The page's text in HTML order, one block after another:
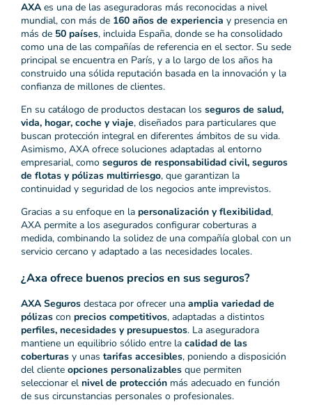
AXA es una de las aseguradoras más reconocidas a nivel
mundial, con más de 160 años de experiencia y presencia en
más de 50 países, incluida España, donde se ha consolidado
como una de las compañías de referencia en el sector. Su sede
principal se encuentra en París, y a lo largo de los años ha
construido una sólida reputación basada en la innovación y la
confianza de millones de clientes.
En su catálogo de productos destacan los seguros de salud,
vida, hogar, coche y viaje, diseñados para particulares que
buscan protección integral en diferentes ámbitos de su vida.
Asimismo, AXA ofrece soluciones adaptadas al entorno
empresarial, como seguros de responsabilidad civil, seguros
de flotas y pólizas multirriesgo, que garantizan la
continuidad y seguridad de los negocios ante imprevistos.
Gracias a su enfoque en la personalización y flexibilidad,
AXA permite a los asegurados configurar coberturas a
medida, combinando la solidez de una compañía global con un
servicio cercano y adaptado a las necesidades locales.
¿Axa ofrece buenos precios en sus seguros?
AXA Seguros destaca por ofrecer una amplia variedad de
pólizas con precios competitivos, adaptadas a distintos
perfiles, necesidades y presupuestos. La aseguradora
mantiene un equilibrio sólido entre la calidad de las
coberturas y unas tarifas accesibles, poniendo a disposición
del cliente opciones personalizables que permiten
seleccionar el nivel de protección más adecuado en función
de sus circunstancias personales o profesionales.